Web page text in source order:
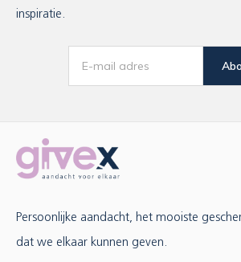
inspiratie.
Persoonlijke aandacht, het mooiste
dat we elkaar kunnen geven.